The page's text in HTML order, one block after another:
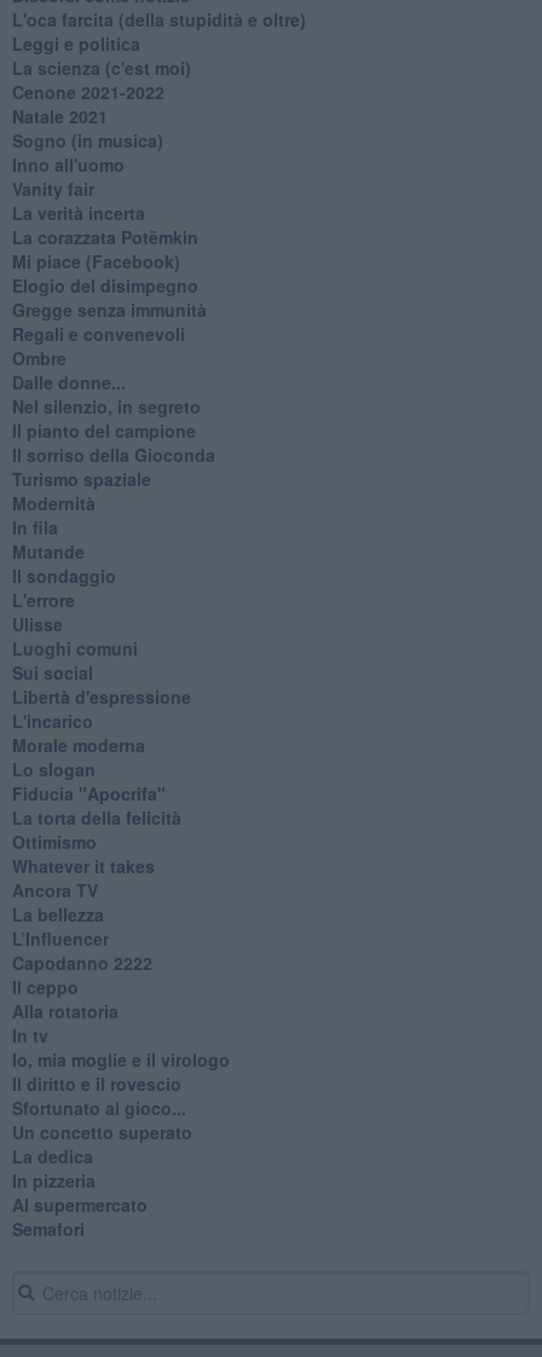
L'oca farcita (della stupidità e oltre)
Leggi e politica
La scienza (c'est moi)
Cenone 2021-2022
Natale 2021
Sogno (in musica)
Inno all'uomo
Vanity fair
La verità incerta
La corazzata Potëmkin
Mi piace (Facebook)
Elogio del disimpegno
Gregge senza immunità
Regali e convenevoli
Ombre
Dalle donne...
Nel silenzio, in segreto
Il pianto del campione
Il sorriso della Gioconda
Turismo spaziale
Modernità
In fila
Mutande
Il sondaggio
L'errore
Ulisse
Luoghi comuni
Sui social
Libertà d'espressione
L'incarico
Morale moderna
Lo slogan
Fiducia "Apocrifa"
La torta della felicità
Ottimismo
Whatever it takes
Ancora TV
La bellezza
L’Influencer
​Capodanno 2222
Il ceppo
Alla rotatoria
In tv
Io, mia moglie e il virologo
Il diritto e il rovescio
Sfortunato al gioco...
Un concetto superato
La dedica
In pizzeria
Al supermercato
Semafori